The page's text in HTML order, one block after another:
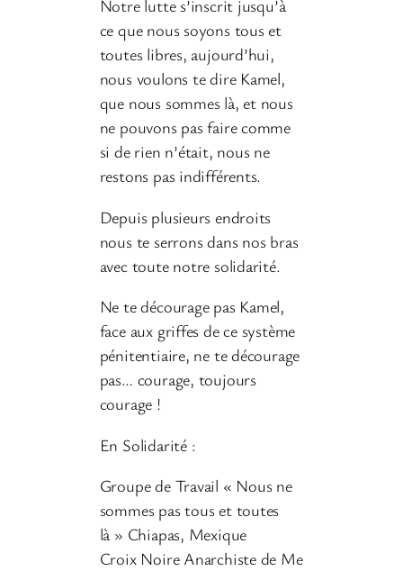
Notre lutte s’inscrit jusqu’à
ce que nous soyons tous et
toutes libres, aujourd’hui,
nous voulons te dire Kamel,
que nous sommes là, et nous
ne pouvons pas faire comme
si de rien n’était, nous ne
restons pas indifférents.
Depuis plusieurs endroits
nous te serrons dans nos bras
avec toute notre solidarité.
Ne te décourage pas Kamel,
face aux griffes de ce système
pénitentiaire, ne te décourage
pas… courage, toujours
courage !
En Solidarité :
Groupe de Travail « Nous ne
sommes pas tous et toutes
là » Chiapas, Mexique
Croix Noire Anarchiste de Me